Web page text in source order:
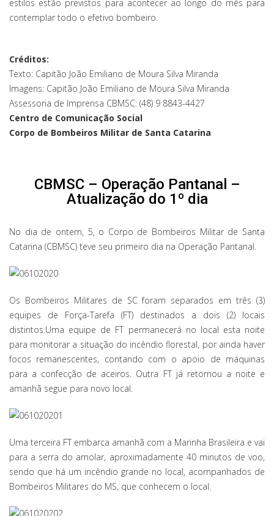
estilos estão previstos para acontecer ao longo do mês para
contemplar todo o efetivo bombeiro.
Créditos:
Texto: Capitão João Emiliano de Moura Silva Miranda
Imagens: Capitão João Emiliano de Moura Silva Miranda
Assessoria de Imprensa CBMSC: (48) 9 8843-4427
Centro de Comunicação Social
Corpo de Bombeiros Militar de Santa Catarina
CBMSC – Operação Pantanal –
Atualização do 1º dia
No dia de ontem, 5, o Corpo de Bombeiros Militar de Santa
Catarina (CBMSC) teve seu primeiro dia na Operação Pantanal.
Os Bombeiros Militares de SC foram separados em três (3)
equipes de Força-Tarefa (FT) destinados a dois (2) locais
distintos.Uma equipe de FT permanecerá no local esta noite
para monitorar a situação do incêndio florestal, por ainda haver
focos remanescentes, contando com o apoio de máquinas
para a confecção de aceiros. Outra FT já retornou a noite e
amanhã segue para novo local.
Uma terceira FT embarca amanhã com a Marinha Brasileira e vai
para a serra do amolar, aproximadamente 40 minutos de voo,
sendo que há um incêndio grande no local, acompanhados de
Bombeiros Militares do MS, que conhecem o local.